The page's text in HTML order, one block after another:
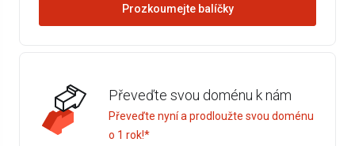
Prozkoumejte balíčky
Převeďte svou doménu k nám
Převeďte nyní a prodloužte svou doménu
o 1 rok!*